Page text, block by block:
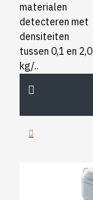
materialen
detecteren met
densiteiten
tussen 0,1 en 2,0
kg/..